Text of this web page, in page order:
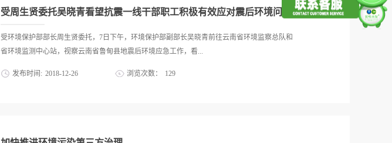
法事实的相邻企业作出处罚2万元的决定，对虎威涂料公司却处罚4万元，被诉行政处罚显失公
平。天津市北辰区环保局辩称，除了该公司有偷着生产的情况外，而且检查时拒不开门拒不配
合。最后经过合议：二审判决驳回上诉，维持一审判决。网友们炸开了锅：许多中小企业最怕
的就是罚钱，但是更怕的停产限产，尤其是小厂，由于资金有限，环保意识不强，往往做不了
企业负责人被判有期徒刑一年六个月！偷偷摸摸干的法子已经行不通了，一次违法，代价太
受周生贤委托吴晓青看望抗震一线干部职工积极有效应对震后环境问题
受环境保护部部长周生贤委托，7日下午，环境保护部副部长吴晓青前往云南省环境监察总队和
省环境监测中心站，视察云南省鲁甸县地震后环境应急工作，看...
表环境保护部对灾区人民和云南省环保系统干部职工表示慰问。8月4日上午，周生贤主持召开
发布时间: 2018-12-26 浏览次数： 129